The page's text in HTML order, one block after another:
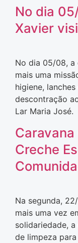
No dia
Xavier
No dia 05/08, a
mais uma
higiene,
descontração
Lar Maria José.
Creche
Na segunda,
mais uma vez
solidariedade,
de limpeza